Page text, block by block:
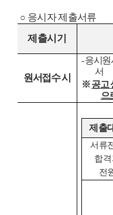
○ 응시자 제출서류
제출시기
원서접수 시
-응시원
서
※공고
으
제출
서류
합
전